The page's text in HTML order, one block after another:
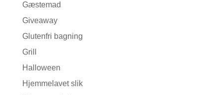
Gæstemad
Giveaway
Glutenfri bagning
Grill
Halloween
Hjemmelavet slik